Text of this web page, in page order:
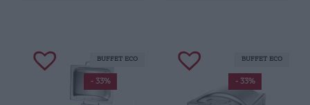
- 33%
BUFFET ECO
- 33%
BUFFET ECO